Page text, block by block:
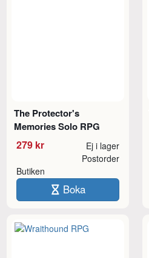
The Protector's
Memories Solo RPG
279 kr Ej i lager
Butiken
Postorder
Boka